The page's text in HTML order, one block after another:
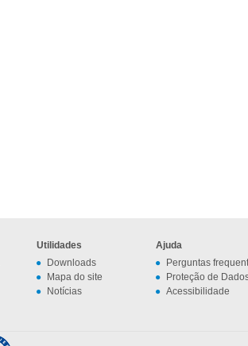
Utilidades
Downloads
Mapa do site
Notícias
Ajuda
Perguntas
Proteção de
Acessibilidade